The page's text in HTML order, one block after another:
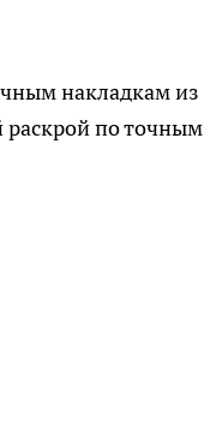
накладкам из
по точным